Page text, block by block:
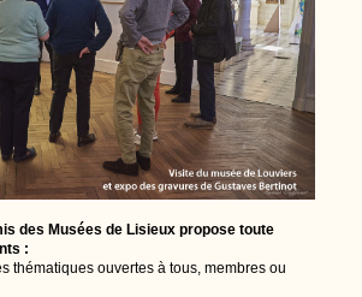
des Musées de Lisieux propose toute
:
ouvertes à tous, membres ou